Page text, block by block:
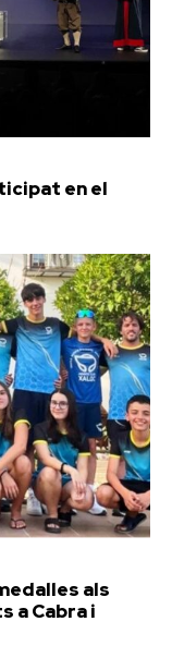
en el
als
a Cabra i